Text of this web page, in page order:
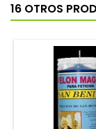
16 OTROS